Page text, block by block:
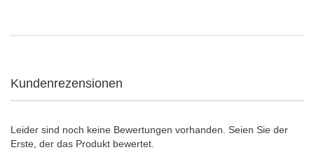
Kundenrezensionen
Leider sind noch keine Bewertungen vorhanden. Seien Sie der
Erste, der das Produkt bewertet.